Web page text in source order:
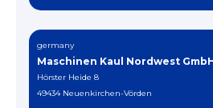
germany
Maschinen Kaul Nordwest GmbH
Hörster Heide 8
49434 Neuenkirchen-Vörden